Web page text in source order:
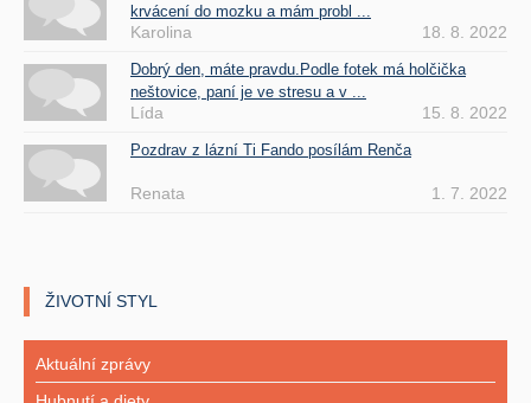
krvácení do mozku a mám probl ...
Karolina 18. 8. 2022
Dobrý den, máte pravdu.Podle fotek má holčička
neštovice, paní je ve stresu a v ...
Lída 15. 8. 2022
Pozdrav z lázní Ti Fando posílám Renča
Renata 1. 7. 2022
ŽIVOTNÍ STYL
Aktuální zprávy